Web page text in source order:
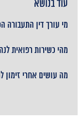
עוד בנושא
מי עורך דין התעבורה
מהי כשירות רפואית
מה עושים אחרי זימון